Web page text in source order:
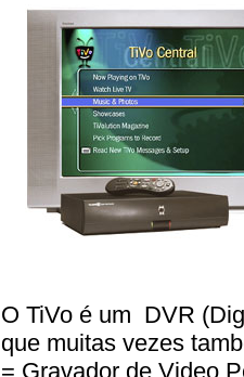
O TiVo é um DVR
que muitas vezes
= Gravador de Video